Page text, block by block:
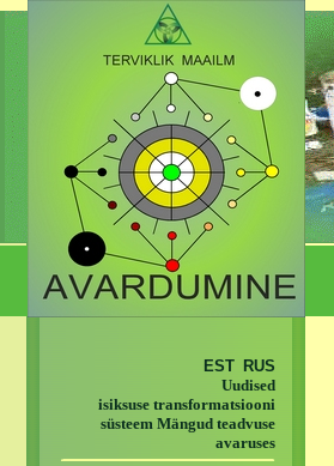
EST RUS
Uudised
isiksuse transformatsiooni
süsteem Mängud teadvuse
avaruses